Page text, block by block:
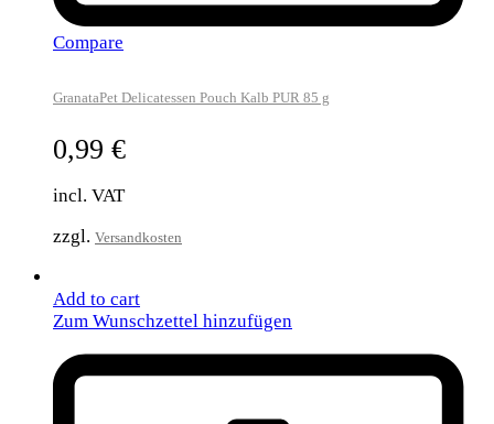
Compare
GranataPet Delicatessen Pouch Kalb PUR 85 g
0,99 €
incl. VAT
zzgl. Versandkosten
Add to cart
Zum Wunschzettel hinzufügen